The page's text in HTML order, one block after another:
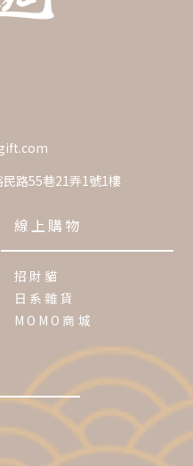
路55巷21弄1號1樓
線上購物
招財貓
日系雜貨
MOMO商城